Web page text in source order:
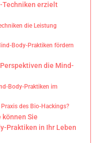
erzielt
die Leistung
Body-Praktiken fördern
die Mind-
Body-Praktiken im
des Bio-Hackings?
Sie
Praktiken in Ihr Leben